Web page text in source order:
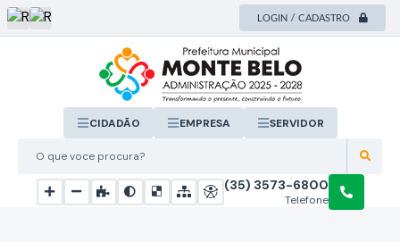
LOGIN / CADASTRO
O que voce procura?
CIDADÃO EMPRESA SERVIDOR
Telefone
(35) 3573-6800